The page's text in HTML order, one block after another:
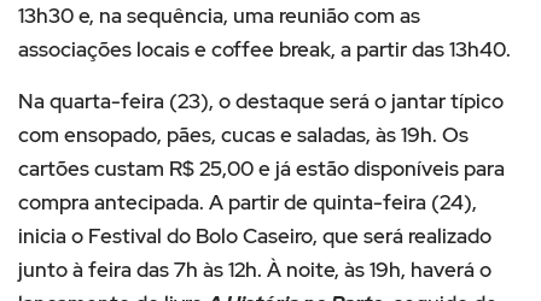
13h30 e, na sequência, uma reunião com as
associações locais e coffee break, a partir das 13h40.
Na quarta-feira (23), o destaque será o jantar típico
com ensopado, pães, cucas e saladas, às 19h. Os
cartões custam R$ 25,00 e já estão disponíveis para
compra antecipada. A partir de quinta-feira (24),
inicia o Festival do Bolo Caseiro, que será realizado
junto à feira das 7h às 12h. À noite, às 19h, haverá o